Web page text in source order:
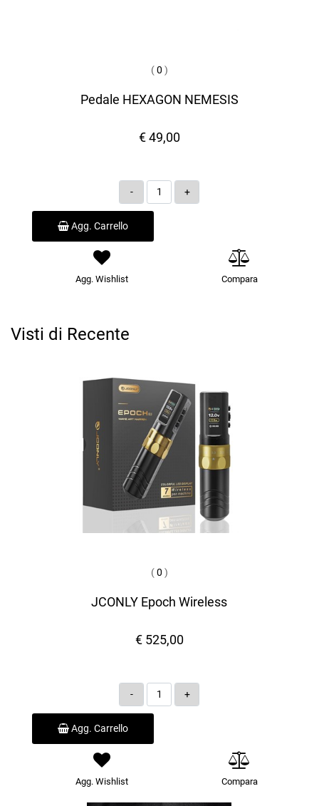
(0 )
Pedale HEXAGON NEMESIS
€ 49,00
Quantità
Agg. Carrello
Agg. Wishlist Compara
Visti di Recente
(0 )
JCONLY Epoch Wireless
€ 525,00
Quantità
Agg. Carrello
Agg. Wishlist Compara